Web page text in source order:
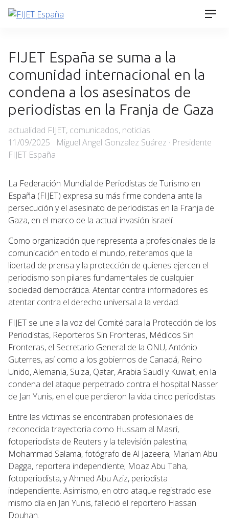
Skip
FIJET España se suma a la
comunidad internacional en la
condena a los asesinatos de
periodistas en la Franja de Gaza
Categories
actualidad FIJET, comunicados, noticias
on
11/09/2025
Miguel Angel Gonzalez Suárez · Presidente
FIJET España
La Federación Mundial de Periodistas de Turismo en
España (FIJET) expresa su más firme condena ante la
persecución y el asesinato de periodistas en la Franja de
Gaza, en el marco de la actual invasión israelí.
Como organización que representa a profesionales de la
comunicación en todo el mundo, reiteramos que la
libertad de prensa y la protección de quienes ejercen el
periodismo son pilares fundamentales de cualquier
sociedad democrática. Atentar contra informadores es
atentar contra el derecho universal a la verdad.
FIJET se une a la voz del Comité para la Protección de los
Periodistas, Reporteros Sin Fronteras, Médicos Sin
Fronteras, el Secretario General de la ONU, António
Guterres, así como a los gobiernos de Canadá, Reino
Unido, Alemania, Suiza, Qatar, Arabia Saudí y Kuwait, en la
condena del ataque perpetrado contra el hospital Nasser
de Jan Yunis, en el que perdieron la vida cinco periodistas.
Entre las víctimas se encontraban profesionales de
reconocida trayectoria como Hussam al Masri,
fotoperiodista de Reuters y la televisión palestina;
Mohammad Salama, fotógrafo de Al Jazeera; Mariam Abu
Dagga, reportera independiente; Moaz Abu Taha,
fotoperiodista, y Ahmed Abu Aziz, periodista
independiente. Asimismo, en otro ataque registrado ese
mismo día en Jan Yunis, falleció el reportero Hassan
Douhan.